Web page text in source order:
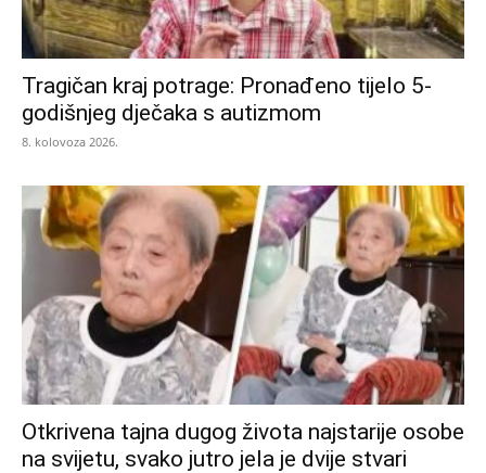
Tragičan kraj potrage: Pronađeno tijelo 5-
godišnjeg dječaka s autizmom
8. kolovoza 2026.
Otkrivena tajna dugog života najstarije osobe
na svijetu, svako jutro jela je dvije stvari